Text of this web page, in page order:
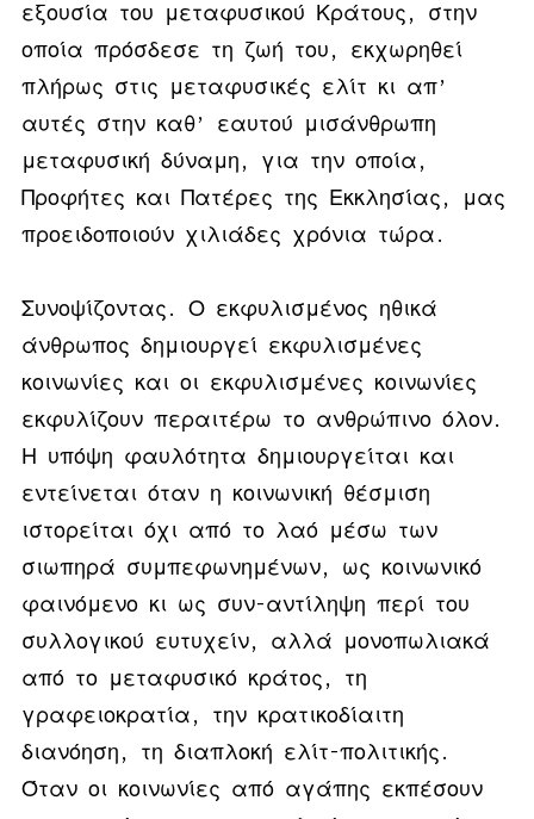
εξουσία του μεταφυσικού Κράτους, στην
οποία πρόσδεσε τη ζωή του, εκχωρηθεί
πλήρως στις μεταφυσικές ελίτ κι απ’
αυτές στην καθ’ εαυτού μισάνθρωπη
μεταφυσική δύναμη, για την οποία,
Προφήτες και Πατέρες της Εκκλησίας, μας
προειδοποιούν χιλιάδες χρόνια τώρα.
Συνοψίζοντας. Ο εκφυλισμένος ηθικά
άνθρωπος δημιουργεί εκφυλισμένες
κοινωνίες και οι εκφυλισμένες κοινωνίες
εκφυλίζουν περαιτέρω το ανθρώπινο όλον.
Η υπόψη φαυλότητα δημιουργείται και
εντείνεται όταν η κοινωνική θέσμιση
ιστορείται όχι από το λαό μέσω των
σιωπηρά συμπεφωνημένων, ως κοινωνικό
φαινόμενο κι ως συν-αντίληψη περί του
συλλογικού ευτυχείν, αλλά μονοπωλιακά
από το μεταφυσικό κράτος, τη
γραφειοκρατία, την κρατικοδίαιτη
διανόηση, τη διαπλοκή ελίτ-πολιτικής.
Όταν οι κοινωνίες από αγάπης εκπέσουν